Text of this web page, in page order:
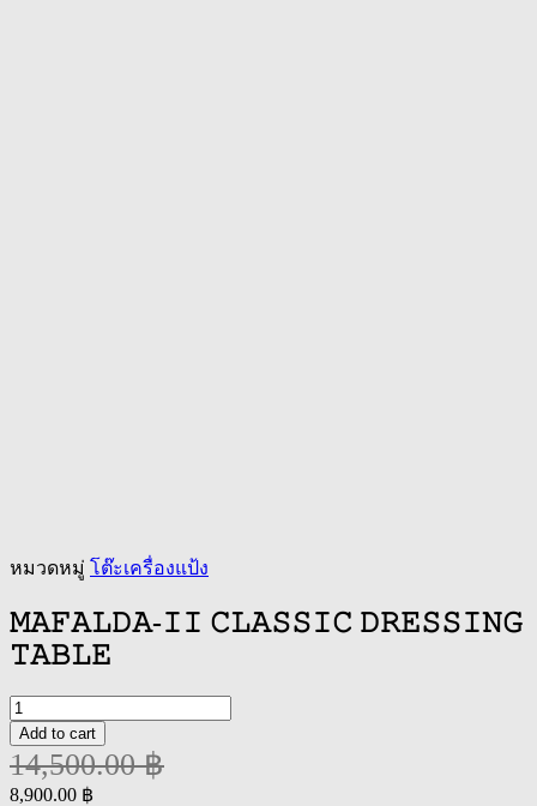
หมวดหมู่ โต๊ะเครื่องแป้ง
𝙼𝙰𝙵𝙰𝙻𝙳𝙰-𝙸𝙸 𝙲𝙻𝙰𝚂𝚂𝙸𝙲 𝙳𝚁𝙴𝚂𝚂𝙸𝙽𝙶
𝚃𝙰𝙱𝙻𝙴
𝙼𝙰𝙵𝙰𝙻𝙳𝙰-
𝙸𝙸
𝙲𝙻𝙰𝚂𝚂𝙸𝙲
𝙳𝚁𝙴𝚂𝚂𝙸𝙽𝙶
𝚃𝙰𝙱𝙻𝙴
Add to cart
14,500.00฿
Original
8,900.00 ฿